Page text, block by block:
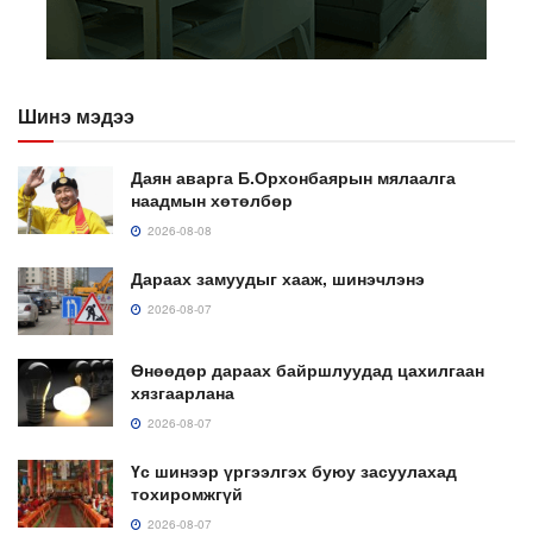
Шинэ мэдээ
Даян аварга Б.Орхонбаярын мялаалга
наадмын хөтөлбөр
2026-08-08
Дараах замуудыг хааж, шинэчлэнэ
2026-08-07
Өнөөдөр дараах байршлуудад цахилгаан
хязгаарлана
2026-08-07
Үс шинээр үргээлгэх буюу засуулахад
тохиромжгүй
2026-08-07